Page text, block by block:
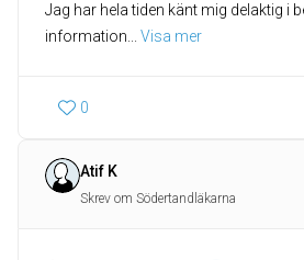
Jag har hela tiden känt mig delaktig i
information
Visa mer
0
Atif K
Skrev om Södertandläkarna